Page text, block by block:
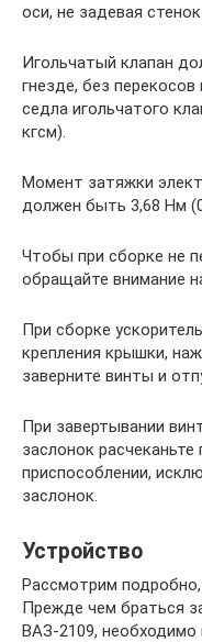
оси, не задевая
Игольчатый клапан
гнезде, без
седла игольчатого
кгсм).
Момент затяжки
должен быть 3,68 Нм
Чтобы при сборке не
обращайте внимание
При сборке
крепления крышки,
заверните винты и
При завертывании
заслонок
приспособлении,
заслонок.
Устройство
Рассмотрим
Прежде чем браться
ВАЗ-2109, необходимо